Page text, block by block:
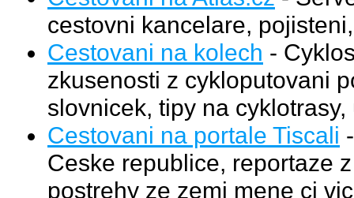
cestovni kancelare,
Cestovani na kolech -
zkusenosti z cykloputovani
slovnicek, tipy na
Cestovani na portale Tiscali
Ceske republice, reportaze
postrehy ze zemi mene ci